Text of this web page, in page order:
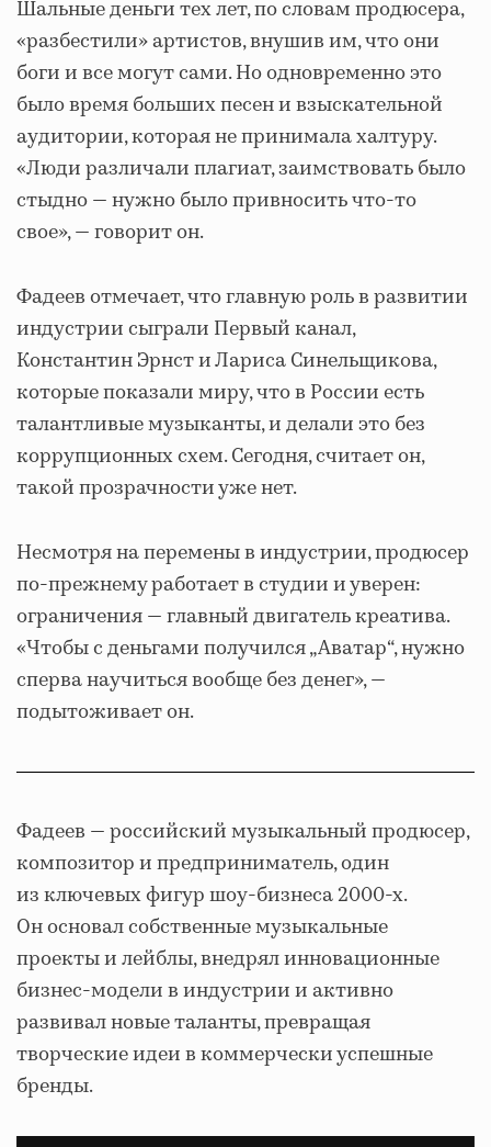
Шальные деньги тех лет, по словам продюсера,
«разбестили» артистов, внушив им, что они
боги и все могут сами. Но одновременно это
было время больших песен и взыскательной
аудитории, которая не принимала халтуру.
«Люди различали плагиат, заимствовать было
стыдно — нужно было привносить что-то
свое», — говорит он.
Фадеев отмечает, что главную роль в развитии
индустрии сыграли Первый канал,
Константин Эрнст и Лариса Синельщикова,
которые показали миру, что в России есть
талантливые музыканты, и делали это без
коррупционных схем. Сегодня, считает он,
такой прозрачности уже нет.
Несмотря на перемены в индустрии, продюсер
по-прежнему работает в студии и уверен:
ограничения — главный двигатель креатива.
«Чтобы с деньгами получился „Аватар“, нужно
сперва научиться вообще без денег», —
подытоживает он.
Фадеев — российский музыкальный продюсер,
композитор и предприниматель, один
из ключевых фигур шоу-бизнеса 2000-х.
Он основал собственные музыкальные
проекты и лейблы, внедрял инновационные
бизнес-модели в индустрии и активно
развивал новые таланты, превращая
творческие идеи в коммерчески успешные
бренды.